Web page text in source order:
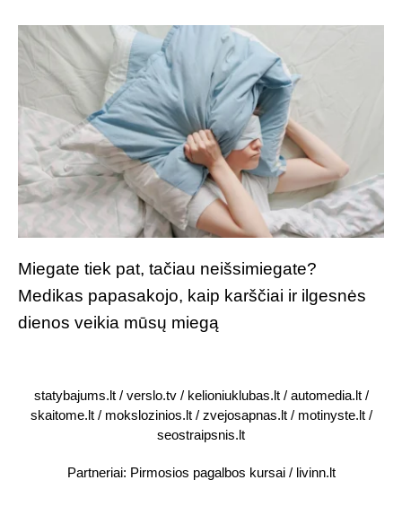
Miegate tiek pat, tačiau neišsimiegate?
Medikas papasakojo, kaip karščiai ir ilgesnės
dienos veikia mūsų miegą
statybajums.lt/ verslo.tv/ kelioniuklubas.lt/ automedia.lt/
skaitome.lt/ mokslozinios.lt/ zvejosapnas.lt/ motinyste.lt/
seostraipsnis.lt
Partneriai: Pirmosios pagalbos kursai/ livinn.lt